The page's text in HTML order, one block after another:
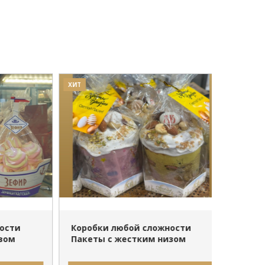
ПОДРОБНЕЕ
Коробки любой сложности
Пакеты с жестким низом